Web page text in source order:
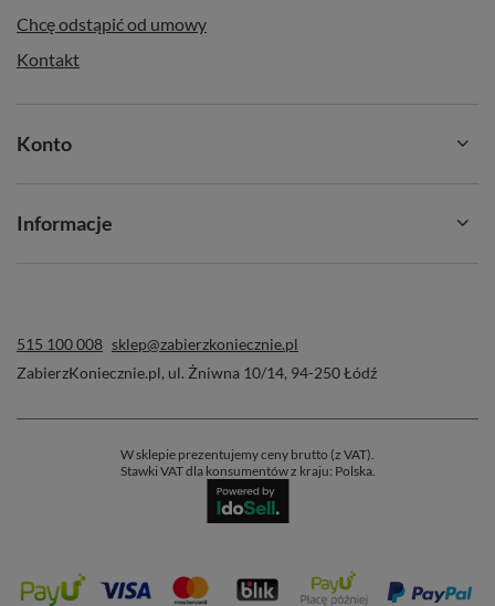
Chcę odstąpić od umowy
Kontakt
Konto
Informacje
515 100 008 sklep@zabierzkoniecznie.pl
ZabierzKoniecznie.pl, ul. Żniwna 10/14, 94-250Łódź
W sklepie prezentujemy ceny brutto (z VAT).
Stawki VAT dla konsumentów z kraju: Polska.